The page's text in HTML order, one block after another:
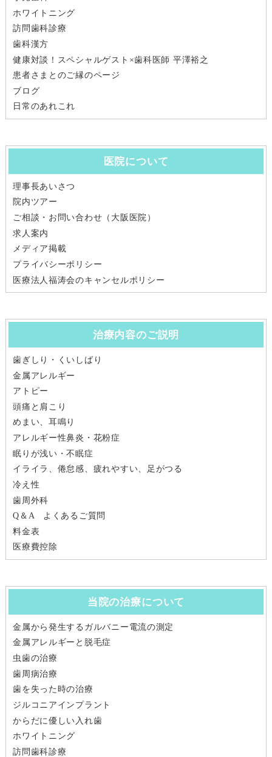
ホワイトニング
訪問歯科診療
歯科漢方
健康対談！スペシャルゲスト×歯科医師 平澤裕之
患者さまとのご縁のページ
ブログ
日常のあれこれ
医院について
理事長あいさつ
院内ツアー
ご相談・お問い合わせ（大阪医院）
求人案内
メディア掲載
プライバシーポリシー
医療法人福涛会のキャンセルポリシー
治療内容のご説明
歯ぎしり・くいしばり
金属アレルギー
アトピー
頭痛と肩こり
めまい、耳鳴り
アレルギー性鼻炎・花粉症
眠りが浅い・不眠症
イライラ、倦怠感、疲れやすい、足がつる
冷え性
歯周外科
Q＆A よくあるご質問
料金表
医療費控除
当院の治療について
金属から発生するガルバニー電流の測定
金属アレルギーと脱毛症
虫歯の治療
歯周病治療
歯を失った時の治療
ジルコニアインプラント
からだに優しい入れ歯
ホワイトニング
訪問歯科診療